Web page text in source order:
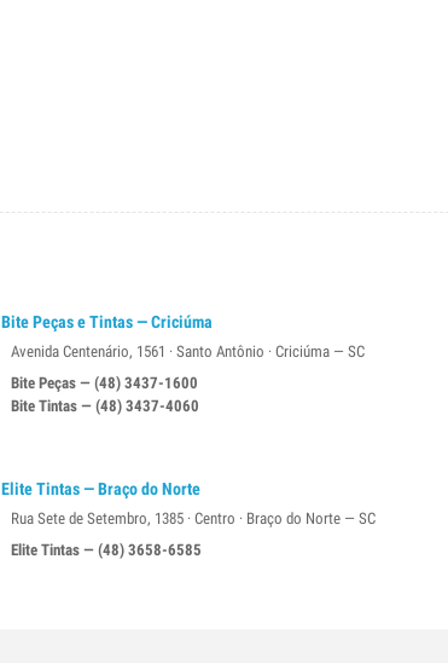
Bite Peças e Tintas — Criciúma
Avenida Centenário, 1561 · Santo Antônio · Criciúma — SC
Bite Peças — (48) 3437-1600
Bite Tintas — (48) 3437-4060
Elite Tintas — Braço do Norte
Rua Sete de Setembro, 1385 · Centro · Braço do Norte — SC
Elite Tintas — (48) 3658-6585